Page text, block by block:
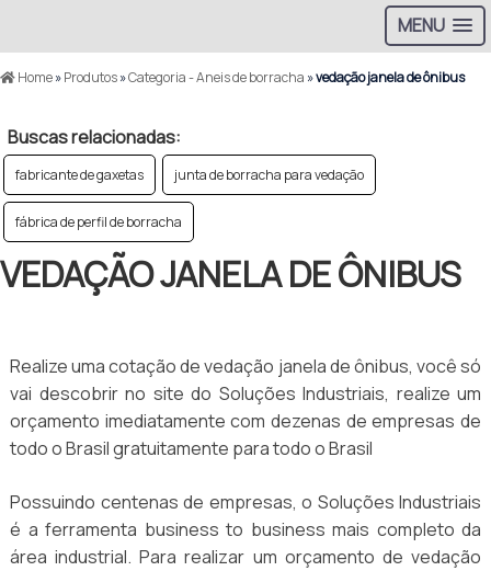
MENU
Home»Produtos»Categoria - Aneis de borracha »vedação janela de ônibus
Buscas relacionadas:
fabricante de gaxetas junta de borracha para vedação
fábrica de perfil de borracha
VEDAÇÃO JANELA DE ÔNIBUS
Realize uma cotação de vedação janela de ônibus, você só
vai descobrir no site do Soluções Industriais, realize um
orçamento imediatamente com dezenas de empresas de
todo o Brasil gratuitamente para todo o Brasil
Possuindo centenas de empresas, o Soluções Industriais
é a ferramenta business to business mais completo da
área industrial. Para realizar um orçamento de vedação